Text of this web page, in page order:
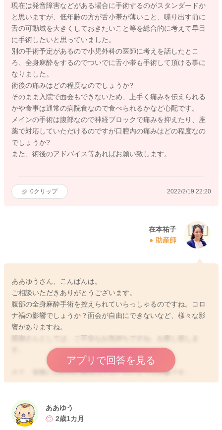
現在は発音障害などがある場合に手術するのがスタンダードか
と思いますが、低年齢の方が舌小帯が薄いこと、喋り出す前に
舌の可動域を大きくしておきたいこと等を総合的に考えて早目
に手術したいと思っていました。
別の手術予定があるので小児外科の医師に考えを話したとこ
ろ、全身麻酔をするのでついでに舌小帯も手術して頂ける事に
なりました。
術後の痛みはどの程度なのでしょうか?
そのまま入院で面会もできないため、上手く痛みを伝えられる
かや食事は通常の病院食なので食べられるかなど心配です。
メインの手術は腹部なので神経ブロックで痛みを抑えたり、座
薬で対応していただけるのですが口腔内の痛みはどの程度なの
でしょうか?
また、術後のアドバイス等あればお願い致します。
0クリップ 2022/2/19 22:20
在本祐子
助産師
ああゆうさん、こんばんは。
ご相談いただきありがとうございます。
腹部の全身麻酔手術を控えられていらっしゃるのですね。コロ
ナ禍の影響でしょうか？面会が自由にできないなど、様々な影
響がありますね。
親御さんとしては、ご不安なお気持ちですね、お察し致しま
さて、実際に口腔内の痛みはさほどないような印象です。
舌しょうたいの処置の後、普通に授乳なさっているお子さんが
2歳ですから、ある程度のアクションは取れますし、何より小児
科病棟のナースはその辺りのプロですから、お任せいただいて
アプリで回答を見る
ああゆう
2歳1カ月